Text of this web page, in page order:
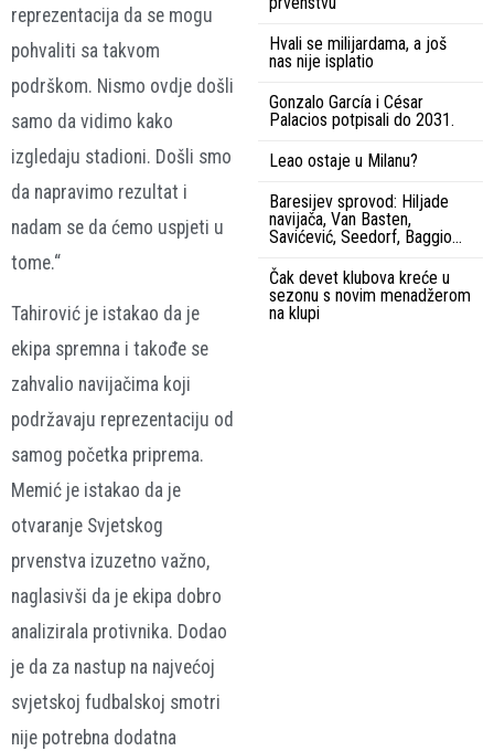
reprezentacija da se mogu
pohvaliti sa takvom
podrškom. Nismo ovdje došli
samo da vidimo kako
izgledaju stadioni. Došli smo
da napravimo rezultat i
nadam se da ćemo uspjeti u
tome.“
Tahirović je istakao da je
ekipa spremna i takođe se
zahvalio navijačima koji
podržavaju reprezentaciju od
samog početka priprema.
Memić je istakao da je
otvaranje Svjetskog
prvenstva izuzetno važno,
naglasivši da je ekipa dobro
analizirala protivnika. Dodao
je da za nastup na najvećoj
svjetskoj fudbalskoj smotri
nije potrebna dodatna
Hvali se milijardama, a još
nas nije isplatio
Gonzalo García i César
Palacios potpisali do 2031.
Leao ostaje u Milanu?
Baresijev sprovod: Hiljade
navijača, Van Basten,
Savićević, Seedorf, Baggio…
Čak devet klubova kreće u
sezonu s novim menadžerom
na klupi